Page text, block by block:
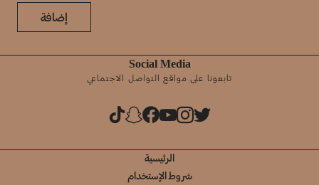
إضافة
Social Media
تابعونا على مواقع التواصل الاجتماعي
الرئيسية
شروط الإستخدام